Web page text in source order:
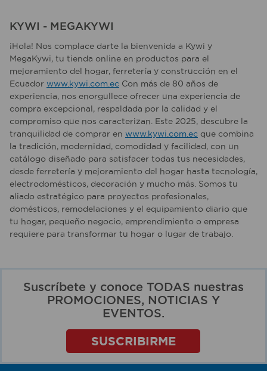
KYWI - MEGAKYWI
¡Hola! Nos complace darte la bienvenida a Kywi y
MegaKywi, tu tienda online en productos para el
mejoramiento del hogar, ferretería y construcción en el
Ecuador www.kywi.com.ec Con más de 80 años de
experiencia, nos enorgullece ofrecer una experiencia de
compra excepcional, respaldada por la calidad y el
compromiso que nos caracterizan. Este 2025, descubre la
tranquilidad de comprar en www.kywi.com.ec que combina
la tradición, modernidad, comodidad y facilidad, con un
catálogo diseñado para satisfacer todas tus necesidades,
desde ferretería y mejoramiento del hogar hasta tecnología,
electrodomésticos, decoración y mucho más. Somos tu
aliado estratégico para proyectos profesionales,
domésticos, remodelaciones y el equipamiento diario que
tu hogar, pequeño negocio, emprendimiento o empresa
requiere para transformar tu hogar o lugar de trabajo.
Suscríbete y conoce TODAS nuestras
PROMOCIONES, NOTICIAS Y
EVENTOS.
SUSCRIBIRME